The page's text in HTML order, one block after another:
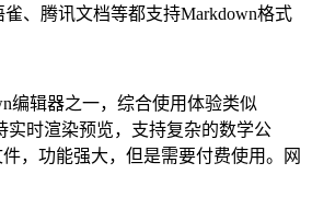
、腾讯文档等都支持Markdown格式
编辑器之一，综合使用体验类似
实时渲染预览，支持复杂的数学公
，功能强大，但是需要付费使用。网